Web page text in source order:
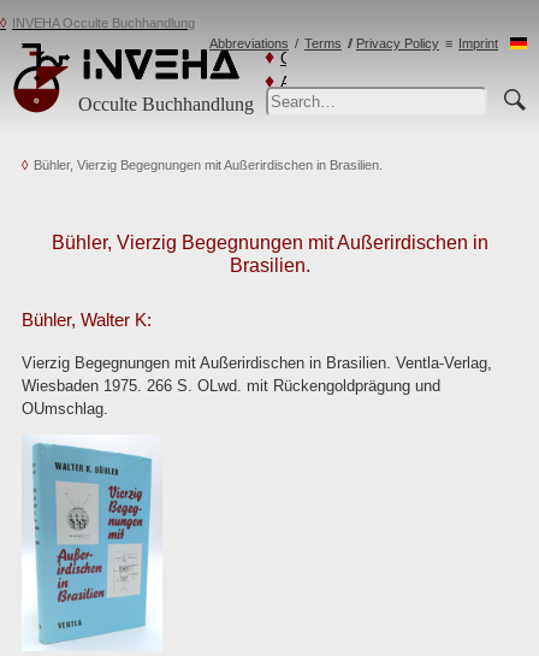
Occulte Buchhandlung
Catalogs
Advanced
Search
Abbreviations Terms Privacy Policy Imprint
INVEHA Occulte Buchhandlung
Bühler, Vierzig Begegnungen mit Außerirdischen in Brasilien.
Bühler, Vierzig Begegnungen mit Außerirdischen in
Brasilien.
Bühler, Walter K:
Vierzig Begegnungen mit Außerirdischen in Brasilien. Ventla-Verlag,
Wiesbaden 1975. 266 S. OLwd. mit Rückengoldprägung und
OUmschlag.